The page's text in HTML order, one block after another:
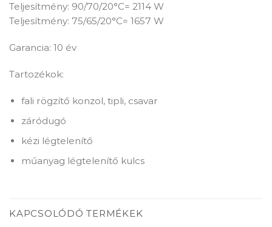
Teljesítmény: 90/70/20°C= 2114 W
Teljesítmény: 75/65/20°C= 1657 W
Garancia: 10 év
Tartozékok:
fali rögzítő konzol, tipli, csavar
záródugó
kézi légtelenítő
műanyag légtelenítő kulcs
KAPCSOLÓDÓ TERMÉKEK